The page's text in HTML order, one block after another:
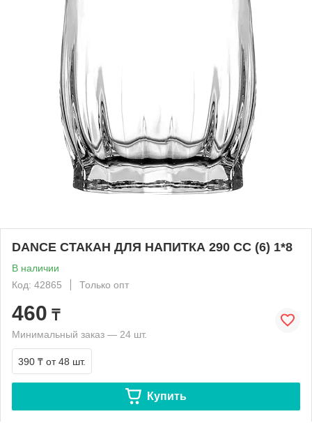
DANCE СТАКАН ДЛЯ НАПИТКА 290 CC (6) 1*8
В наличии
Код: 42865
Только опт
460 ₸
Минимальный заказ — 24 шт.
390 ₸ от 48 шт.
Купить